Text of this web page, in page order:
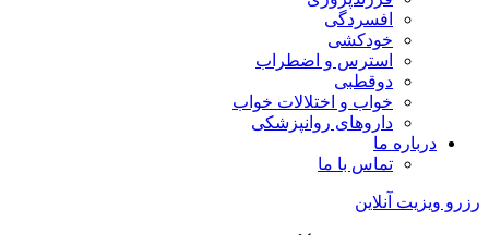
افسردگی
خودکشی
استرس و اضطراب
دوقطبی
خواب و اختلالات خواب
داروهای روانپزشکی
درباره ما
تماس با ما
رزرو ویزیت آنلاین